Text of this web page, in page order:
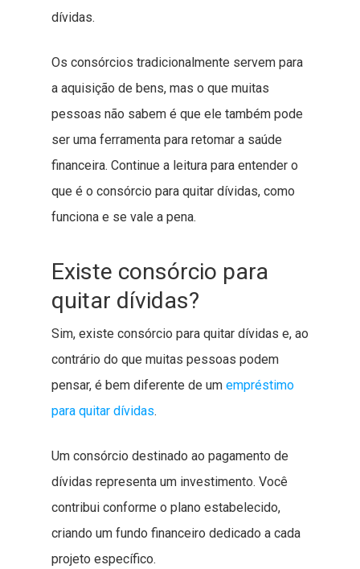
dívidas.
Os consórcios tradicionalmente servem para
a aquisição de bens, mas o que muitas
pessoas não sabem é que ele também pode
ser uma ferramenta para retomar a saúde
financeira. Continue a leitura para entender o
que é o consórcio para quitar dívidas, como
funciona e se vale a pena.
Existe consórcio para
quitar dívidas?
Sim, existe consórcio para quitar dívidas e, ao
contrário do que muitas pessoas podem
pensar, é bem diferente de um empréstimo
para quitar dívidas.
Um consórcio destinado ao pagamento de
dívidas representa um investimento. Você
contribui conforme o plano estabelecido,
criando um fundo financeiro dedicado a cada
projeto específico.